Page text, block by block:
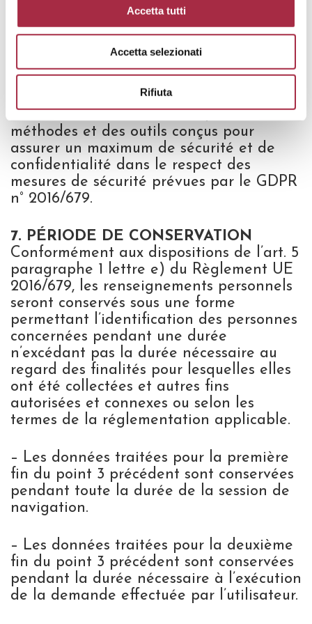
Accetta tutti
Accetta selezionati
Rifiuta
relatives au transfert en écrivant à
info@consorziobalsamico.it
6. MODALITÉS DE TRAITEMENT
Le traitement sera effectué par des
personnes dûment autorisées, sous forme
automatisée et/ou manuelle, avec des
méthodes et des outils conçus pour
assurer un maximum de sécurité et de
confidentialité dans le respect des
mesures de sécurité prévues par le GDPR
n° 2016/679.
7. PÉRIODE DE CONSERVATION
Conformément aux dispositions de l’art. 5
paragraphe 1 lettre e) du Règlement UE
2016/679, les renseignements personnels
seront conservés sous une forme
permettant l’identification des personnes
concernées pendant une durée
n’excédant pas la durée nécessaire au
regard des finalités pour lesquelles elles
ont été collectées et autres fins
autorisées et connexes ou selon les
termes de la réglementation applicable.
– Les données traitées pour la première
fin du point 3 précédent sont conservées
pendant toute la durée de la session de
navigation.
– Les données traitées pour la deuxième
fin du point 3 précédent sont conservées
pendant la durée nécessaire à l’exécution
de la demande effectuée par l’utilisateur.